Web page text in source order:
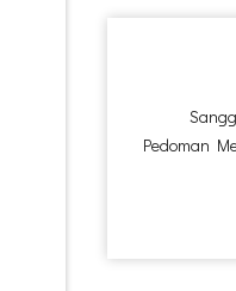
Pedoman